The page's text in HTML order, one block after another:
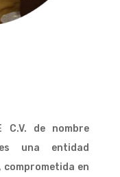
C.V. de nombre
una entidad
comprometida en